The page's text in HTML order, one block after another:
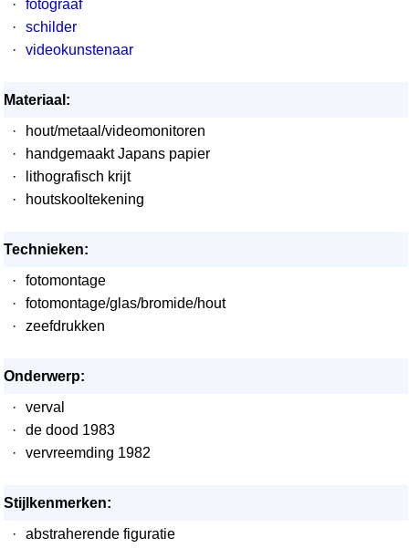
·
fotograaf
·
schilder
·
videokunstenaar
Materiaal:
·
hout/metaal/videomonitoren
·
handgemaakt Japans papier
·
lithografisch krijt
·
houtskooltekening
Technieken:
·
fotomontage
·
fotomontage/glas/bromide/hout
·
zeefdrukken
Onderwerp:
·
verval
·
de dood 1983
·
vervreemding 1982
Stijlkenmerken:
·
abstraherende figuratie